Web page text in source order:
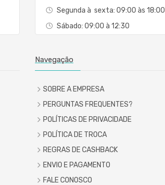
Segunda à sexta: 09:00 às 18:00
Sábado: 09:00 à 12:30
Navegação
SOBRE A EMPRESA
PERGUNTAS FREQUENTES?
POLÍTICAS DE PRIVACIDADE
POLÍTICA DE TROCA
REGRAS DE CASHBACK
ENVIO E PAGAMENTO
FALE CONOSCO